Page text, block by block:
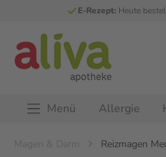
E-Rezept: Heute
Menü Allergie
Magen & Darm Reizmagen